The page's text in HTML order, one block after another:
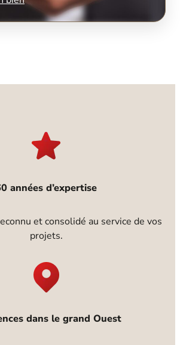
années d’expertise
et consolidé au service de vos
projets.
dans le grand Ouest